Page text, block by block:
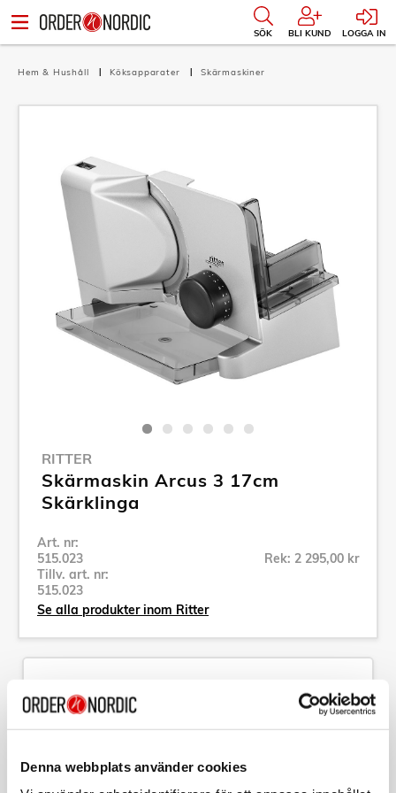
Denna webbplats använder cookies
SÖK BLI KUND LOGGA IN
Hem & Hushåll Köksapparater Skärmaskiner
RITTER
Skärmaskin Arcus 3 17cm
Skärklinga
Art. nr:
515.023
Tillv. art. nr:
515.023
Rek: 2 295,00 kr
Se alla produkter inom Ritter
Art. nr:515.023